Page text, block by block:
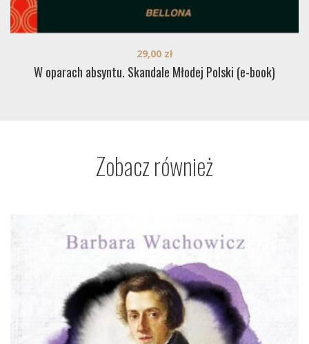
W oparach absyntu. Skandale Młodej Polski (e-book)
29,00 zł
Zobacz również